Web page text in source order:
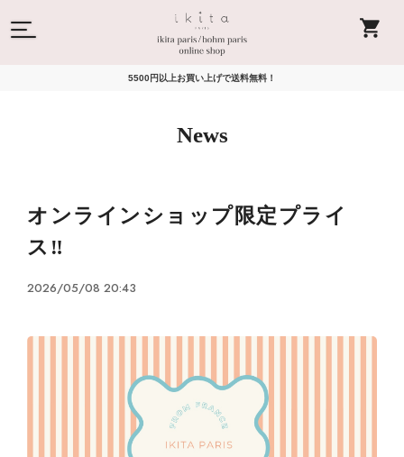
5500円以上お買い上げで送料無料！
News
オンラインショップ限定プライ
ス‼️
2026/05/08 20:43